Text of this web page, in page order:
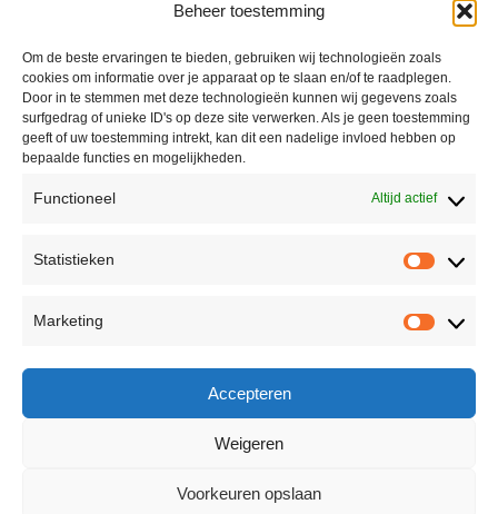
Beheer toestemming
Om de beste ervaringen te bieden, gebruiken wij technologieën zoals
cookies om informatie over je apparaat op te slaan en/of te raadplegen.
Door in te stemmen met deze technologieën kunnen wij gegevens zoals
surfgedrag of unieke ID's op deze site verwerken. Als je geen toestemming
geeft of uw toestemming intrekt, kan dit een nadelige invloed hebben op
bepaalde functies en mogelijkheden.
Functioneel Altijd actief
Statistieken
Marketing
Accepteren
Weigeren
Voorkeuren opslaan
Peter Vergroesen
korenfestivaldenhaag@gmail.com